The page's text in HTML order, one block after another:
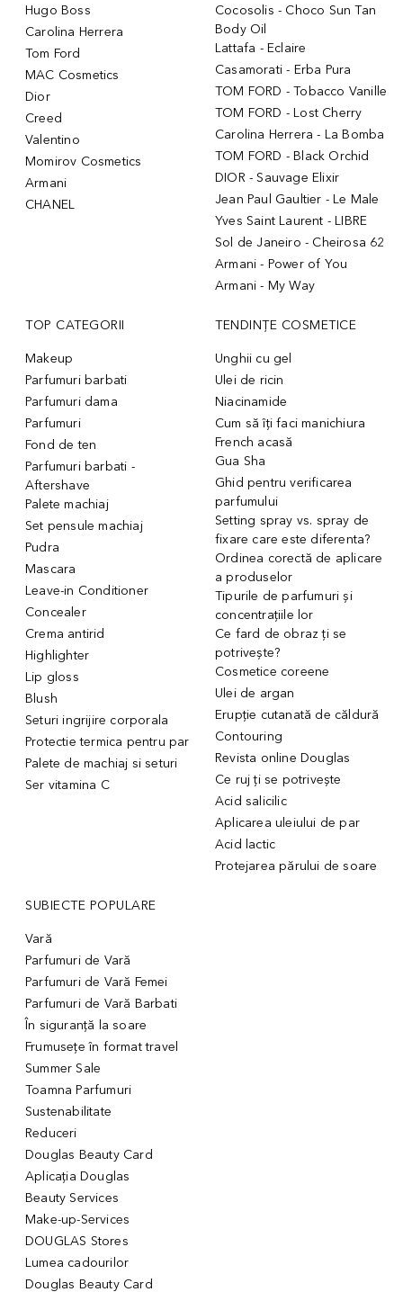
Hugo Boss
Carolina Herrera
Tom Ford
MAC Cosmetics
Dior
Creed
Valentino
Momirov Cosmetics
Armani
CHANEL
Cocosolis - Choco Sun Tan
Body Oil
Lattafa - Eclaire
Casamorati - Erba Pura
TOM FORD - Tobacco Vanille
TOM FORD - Lost Cherry
Carolina Herrera - La Bomba
TOM FORD - Black Orchid
DIOR - Sauvage Elixir
Jean Paul Gaultier - Le Male
Yves Saint Laurent - LIBRE
Sol de Janeiro - Cheirosa 62
Armani - Power of You
Armani - My Way
TOP CATEGORII
Makeup
Parfumuri barbati
Parfumuri dama
Parfumuri
Fond de ten
Parfumuri barbati -
Aftershave
Palete machiaj
Set pensule machiaj
Pudra
Mascara
Leave-in Conditioner
Concealer
Crema antirid
Highlighter
Lip gloss
Blush
Seturi ingrijire corporala
Protectie termica pentru par
Palete de machiaj si seturi
Ser vitamina C
TENDINȚE COSMETICE
Unghii cu gel
Ulei de ricin
Niacinamide
Cum să îți faci manichiura
French acasă
Gua Sha
Ghid pentru verificarea
parfumului
Setting spray vs. spray de
fixare care este diferenta?
Ordinea corectă de aplicare
a produselor
Tipurile de parfumuri și
concentrațiile lor
Ce fard de obraz ți se
potrivește?
Cosmetice coreene
Ulei de argan
Erupție cutanată de căldură
Contouring
Revista online Douglas
Ce ruj ți se potrivește
Acid salicilic
Aplicarea uleiului de par
Acid lactic
Protejarea părului de soare
SUBIECTE POPULARE
Vară
Parfumuri de Vară
Parfumuri de Vară Femei
Parfumuri de Vară Barbati
În siguranță la soare
Frumusețe în format travel
Summer Sale
Toamna Parfumuri
Sustenabilitate
Reduceri
Douglas Beauty Card
Aplicația Douglas
Beauty Services
Make-up-Services
DOUGLAS Stores
Lumea cadourilor
Douglas Beauty Card